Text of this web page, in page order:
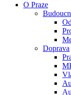
O Praze
Doprava